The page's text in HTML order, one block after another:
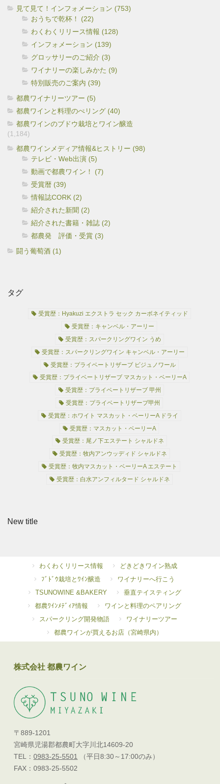
見て見て！インフォメーション (753)
おうちで乾杯！ (22)
わくわくリリース情報 (128)
インフォメーション (139)
グロッサリーのご紹介 (3)
ワイナリーの楽しみかた (9)
特別販売のご案内 (39)
都農ワイナリーツアー (5)
都農ワインと料理のぺリング (40)
都農ワインのブドウ栽培とワイン醸造
(1,184)
都農ワインメディア情報&ヒストリー (98)
テレビ・Web出演 (5)
動画で都農ワイン！ (7)
受賞暦 (39)
情報誌CORK (2)
紹介された新聞 (2)
紹介された書籍・雑誌 (2)
都農発 評価・受賞 (3)
闘う葡萄酒 (1)
タグ
受賞歴：Hyakuzi エクストラ セック カーボネイティッド
受賞歴：キャンベル・アーリー
受賞歴：スパークリングワイン うめ
受賞歴：スパークリングワイン キャンベル・アーリー
受賞歴：プライベートリザーブ ビジュノワール
受賞歴：プライベートリザーブ マスカット・ベーリーA
受賞歴：プライベートリザーブ 甲州
受賞歴：プライベートリザーブ甲州
受賞歴：ホワイト マスカット・ベーリーA ドライ
受賞歴：マスカット・ベーリーA
受賞歴：尾ノ下エステート シャルドネ
受賞歴：牧内アンウッディド シャルドネ
受賞歴：牧内マスカット・ベーリーA エステート
受賞歴：白水アンフィルタード シャルドネ
New title
わくわくリリース情報
どきどきワイン熟成
ﾌﾞﾄﾞｳ栽培とﾜｲﾝ醸造
ワイナリーへ行こう
TSUNOWINE &BAKERY
垂直テイスティング
都農ﾜｲﾝﾒﾃﾞｨｱ情報
ワインと料理のペアリング
スパークリング開発物語
ワイナリーツアー
都農ワインが買えるお店（宮崎県内）
株式会社 都農ワイン
〒889-1201
宮崎県児湯郡都農町大字川北14609-20
TEL：0983-25-5501
（平日8:30～17:00のみ）
FAX：0983-25-5502